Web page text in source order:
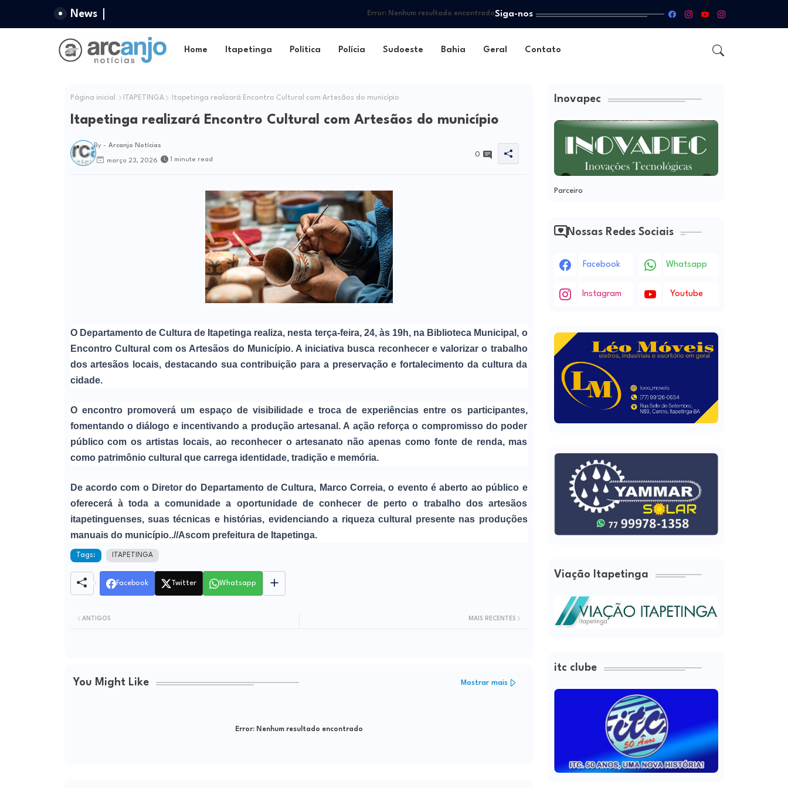
News Error:Nenhum resultado encontradoSiga-nos
Home Itapetinga Política Polícia Sudoeste Bahia Geral Contato
Página inicial ITAPETINGA Itapetinga realizará Encontro Cultural com Artesãos do município
Itapetinga realizará Encontro Cultural com Artesãos do município
By - Arcanjo Notícias
março 23, 2026 1 minute read
0
O Departamento de Cultura de Itapetinga realiza, nesta terça-feira, 24, às 19h, na Biblioteca Municipal, o
Encontro Cultural com os Artesãos do Município. A iniciativa busca reconhecer e valorizar o trabalho
dos artesãos locais, destacando sua contribuição para a preservação e fortalecimento da cultura da
cidade.
O encontro promoverá um espaço de visibilidade e troca de experiências entre os participantes,
fomentando o diálogo e incentivando a produção artesanal. A ação reforça o compromisso do poder
público com os artistas locais, ao reconhecer o artesanato não apenas como fonte de renda, mas
como patrimônio cultural que carrega identidade, tradição e memória.
De acordo com o Diretor do Departamento de Cultura, Marco Correia, o evento é aberto ao público e
oferecerá à toda a comunidade a oportunidade de conhecer de perto o trabalho dos artesãos
itapetinguenses, suas técnicas e histórias, evidenciando a riqueza cultural presente nas produções
manuais do município..//Ascom prefeitura de Itapetinga.
Tags: ITAPETINGA
Facebook Twitter Whatsapp
MAIS RECENTES
ANTIGOS
You Might Like Mostrar mais
Error:Nenhum resultado encontrado
Inovapec
Parceiro
Nossas Redes Sociais
Facebook Whatsapp
Instagram Youtube
Viação Itapetinga
itc clube